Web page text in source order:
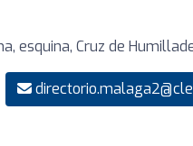
esquina, Cruz de